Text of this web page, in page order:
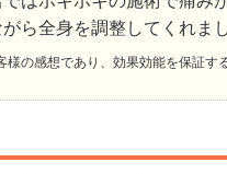
がら全身を調整してくれま
の感想であり、効果効能を保証す